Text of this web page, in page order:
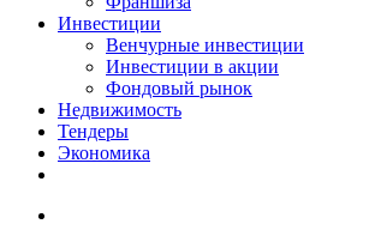
Инвестиции
Венчурные инвестиции
Инвестиции в акции
Фондовый рынок
Недвижимость
Тендеры
Экономика